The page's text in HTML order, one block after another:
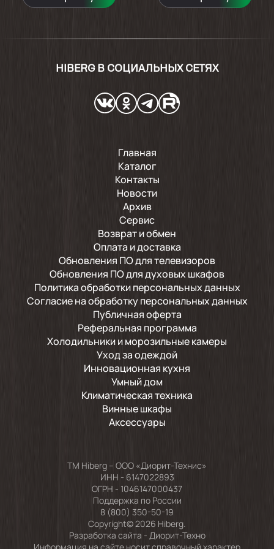
HIBERG В СОЦИАЛЬНЫХ СЕТЯХ
Главная
Каталог
Контакты
Новости
Архив
Сервис
Возврат и обмен
Оплата и доставка
Обновления ПО для телевизоров
Обновления ПО для духовых шкафов
Политика обработки персональных данных
Согласие на обработку персональных данных
Публичная оферта
Реферальная программа
Холодильники и морозильные камеры
Уход за одеждой
Инновационная кухня
Умный дом
Климатическая техника
Винные шкафы
Аксессуары
TM Hiberg – ООО «Диорит-Технис»
ИНН - 6147022893
ОГРН - 1046147000437
Поддержка по России
8 (800) 350-50-19
Copyright© 2026 Hiberg.
Разработка сайта - Диорит-Техно